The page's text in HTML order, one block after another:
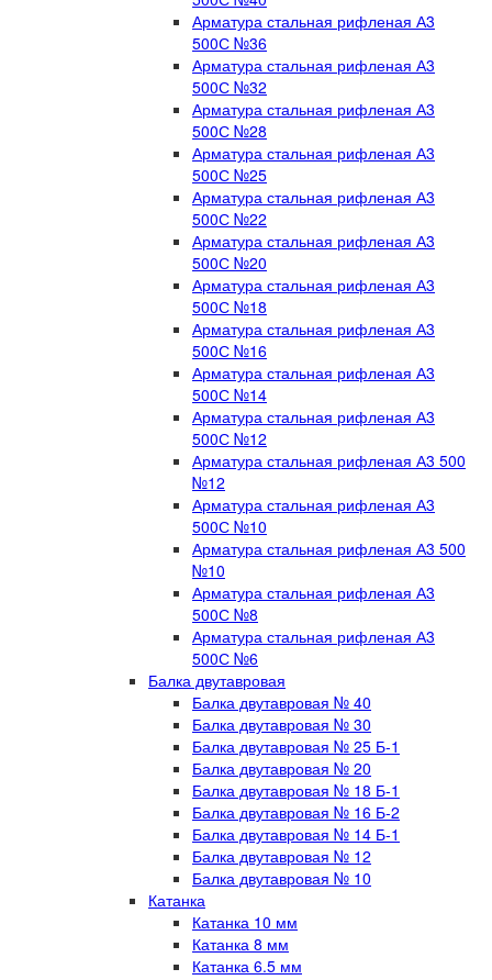
Арматура стальная рифленая А3
500С №36
Арматура стальная рифленая А3
500С №32
Арматура стальная рифленая А3
500С №28
Арматура стальная рифленая А3
500С №25
Арматура стальная рифленая А3
500С №22
Арматура стальная рифленая А3
500С №20
Арматура стальная рифленая А3
500С №18
Арматура стальная рифленая А3
500С №16
Арматура стальная рифленая А3
500С №14
Арматура стальная рифленая А3
500С №12
Арматура стальная рифленая А3 500
№12
Арматура стальная рифленая А3
500С №10
Арматура стальная рифленая А3 500
№10
Арматура стальная рифленая А3
500С №8
Арматура стальная рифленая А3
500С №6
Балка двутавровая
Балка двутавровая № 40
Балка двутавровая № 30
Балка двутавровая № 25 Б-1
Балка двутавровая № 20
Балка двутавровая № 18 Б-1
Балка двутавровая № 16 Б-2
Балка двутавровая № 14 Б-1
Балка двутавровая № 12
Балка двутавровая № 10
Катанка
Катанка 10 мм
Катанка 8 мм
Катанка 6.5 мм